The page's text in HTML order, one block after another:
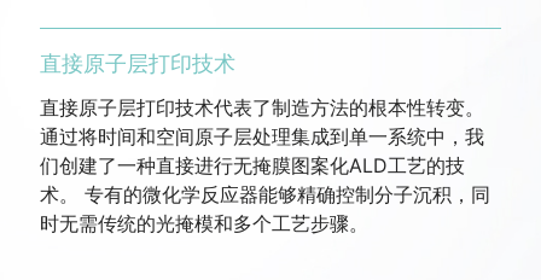
直接原子层打印技术
直接原子层打印技术代表了制造方法的根本性转变。
通过将时间和空间原子层处理集成到单一系统中，我
们创建了一种直接进行无掩膜图案化ALD工艺的技
术。 专有的微化学反应器能够精确控制分子沉积，同
时无需传统的光掩模和多个工艺步骤。